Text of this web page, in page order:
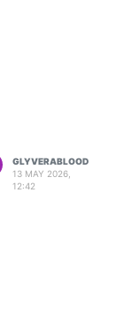
GLYVERABLOOD
13 MAY 2026,
12:42